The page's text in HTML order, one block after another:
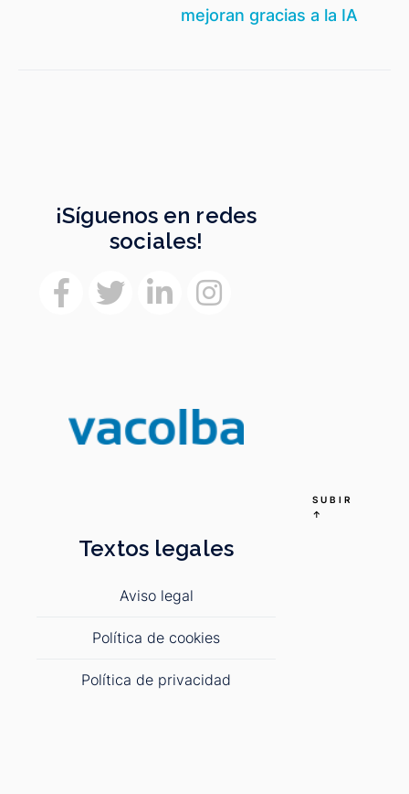
mejoran gracias a la IA
¡Síguenos en redes
sociales!
Textos legales
Aviso legal
Política de cookies
Política de privacidad
SUBIR
↑